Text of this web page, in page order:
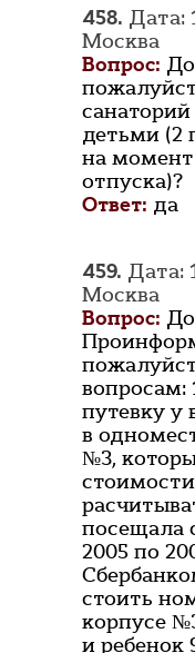
458. Дата:
Москва
Вопрос:
детьми (2
на
отпуска)?
Ответ: да
459. Дата:
Москва
Вопрос:
вопросам:
путевку у
в
№3,
посещала
2005 по
стоить
корпусе
и ребенок